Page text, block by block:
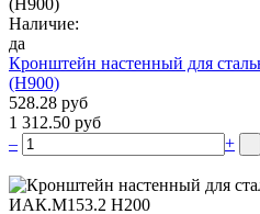
Наличие:
да
Кронштейн настенный для
(H900)
528.28 руб
1 312.50 руб
–
+